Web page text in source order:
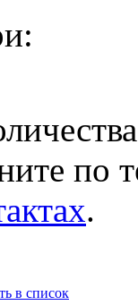
по
.
в список